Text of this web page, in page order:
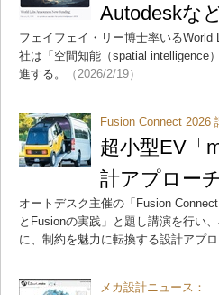
Autodeskな
フェイフェイ・リー博士率いる
社は「空間知能（spatial intelligence
進する。
（2026/2/19）
Fusion Connect 2026
超小型EV「
計アプロー
オートデスク主催の「Fusion
とFusionの実践」と題し講演を行い
に、制約を魅力に転換する設計アプロ
メカ設計ニュース：